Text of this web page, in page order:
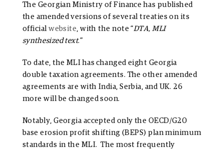
The Georgian Ministry of Finance has published
the amended versions of several treaties on its
officialwebsite , with the note “ DTA, MLI
synthesized text.”
To date, the MLI has changed eight Georgia
double taxation agreements. The other amended
agreements are with India, Serbia, and UK. 26
more will be changed soon.
Notably, Georgia accepted only the OECD/G20
base erosion profit shifting (BEPS) plan minimum
standards in the MLI. The most frequently